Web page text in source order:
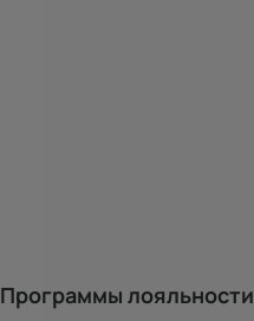
Программы лояльности